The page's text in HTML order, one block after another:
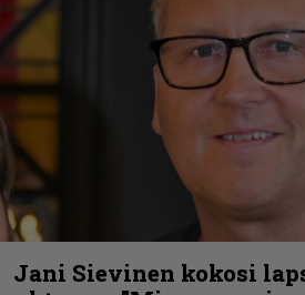
Jani Sievinen kokosi